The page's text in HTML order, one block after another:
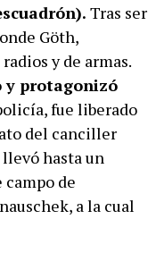
Tras ser
Göth,
y de armas.
y protagonizó
fue liberado
del canciller
hasta un
de
a la cual